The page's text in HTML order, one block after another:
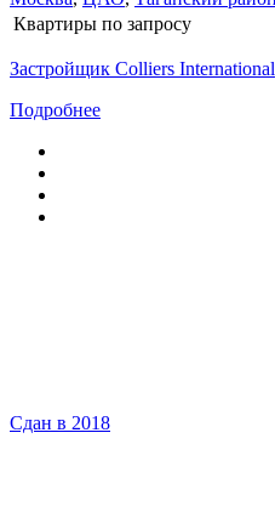
Квартиры по запросу
Застройщик Colliers International
Подробнее
Сдан в 2018